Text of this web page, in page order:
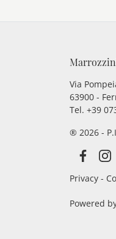
Via
63900 -
Tel. +39
® 2026 -
Privacy -
Powered